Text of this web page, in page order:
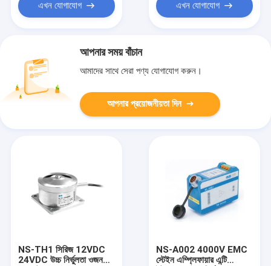
এখন যোগাযোগ এখন যোগাযোগ
আপনার সময় বাঁচান
আমাদের সাথে সেরা পণ্য যোগাযোগ করুন।
আপনার প্রয়োজনীয়তা দিন
NS-TH1 সিরিজ 12VDC
24VDC উচ্চ নির্ভুলতা ওজন
NS-A002 4000V EMC
স্টেইন এম্প্লিফায়ার এন্টি